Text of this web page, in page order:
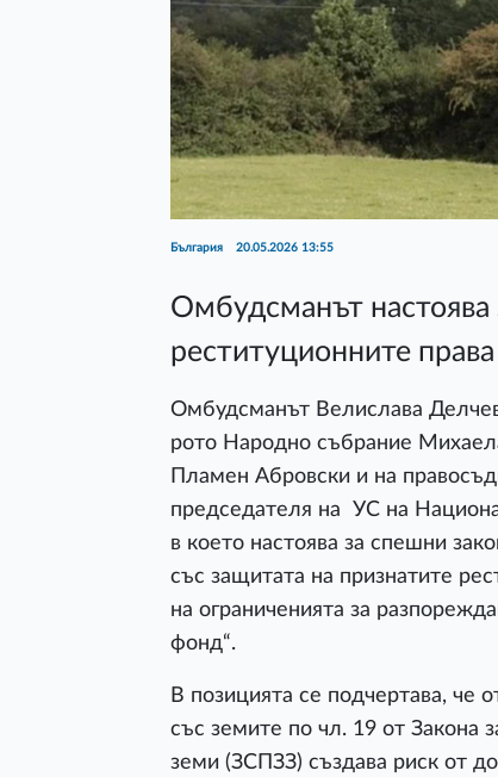
България 20.05.2026 13:55
Омбудсманът
реституционните
Омбудсманът Велислава
рото Народно събрание
Пламен Абровски и на
председателя на УС на
в което настоява за спешни
със защитата на признатите
на ограниченията за
фонд“.
В позицията се подчертава, че
със земите по чл. 19 от Закона
земи (ЗСПЗЗ) създава риск от